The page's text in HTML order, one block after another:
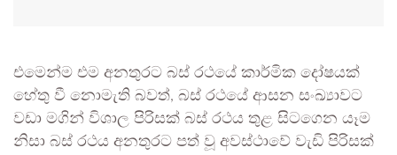
එමෙන්ම එම අනතුරට බස් රථයේ කාර්මික දෝෂයක්
හේතු වී නොමැති බවත්, බස් රථයේ ආසන සංඛ්‍යාවට
වඩා මගින් විශාල පිරිසක් බස් රථය තුළ සිටගෙන යෑම
නිසා බස් රථය අනතුරට පත් වූ අවස්ථාවේ වැඩි පිරිසක්